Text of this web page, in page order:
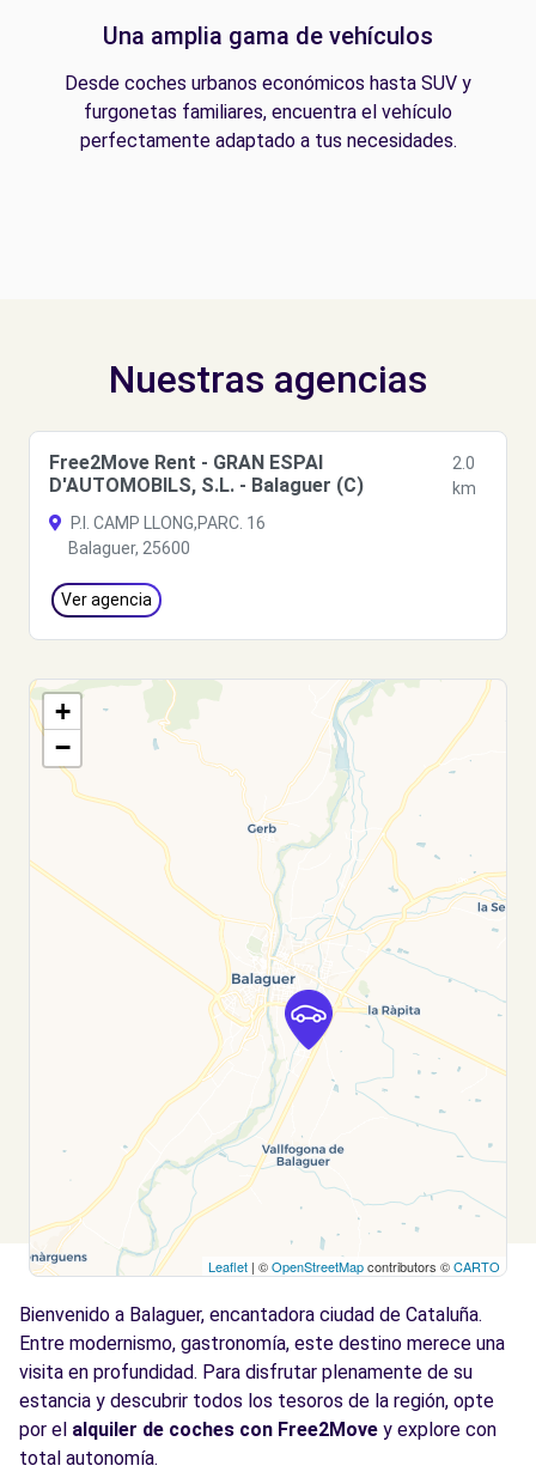
Una amplia gama de vehículos
Desde coches urbanos económicos hasta SUV y
furgonetas familiares, encuentra el vehículo
perfectamente adaptado a tus necesidades.
Nuestras agencias
Free2Move Rent - GRAN ESPAI
D'AUTOMOBILS, S.L. - Balaguer (C)
2.0
km
P.I. CAMP LLONG,PARC. 16
Balaguer, 25600
Ver agencia
+
−
Leaflet | ©OpenStreetMapcontributors ©CARTO
Bienvenido a Balaguer, encantadora ciudad de Cataluña.
Entre modernismo, gastronomía, este destino merece una
visita en profundidad. Para disfrutar plenamente de su
estancia y descubrir todos los tesoros de la región, opte
por el alquiler de coches con Free2Move y explore con
total autonomía.